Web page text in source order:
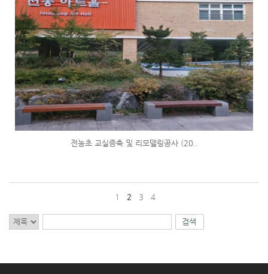
전농초 교실증축 및 리모델링공사 (20..
1 2 3 4